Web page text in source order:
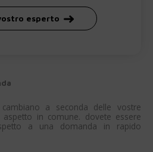
esperto
a seconda delle vostre
in comune. dovete essere
a una domanda in rapido